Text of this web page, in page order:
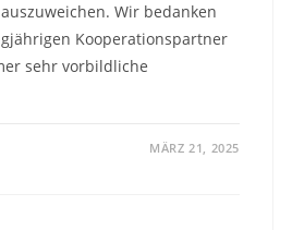
Wir bedanken
Kooperationspartner
sehr vorbildliche
MÄRZ 21, 2025